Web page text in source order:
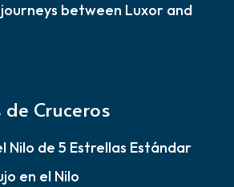
between Luxor and
Cruceros
Nilo de 5 Estrellas Estándar
en el Nilo